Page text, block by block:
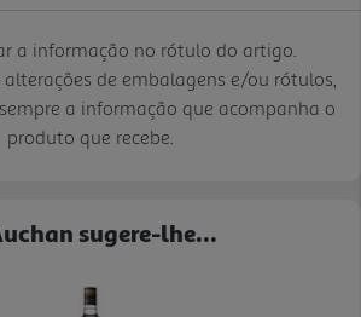
a informação no rótulo do artigo.
de embalagens e/ou rótulos,
a informação que acompanha o
produto que recebe.
sugere-lhe...